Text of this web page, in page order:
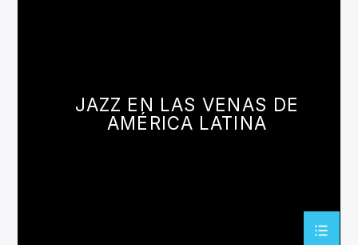
JAZZ EN LAS VENAS DE
AMÉRICA LATINA